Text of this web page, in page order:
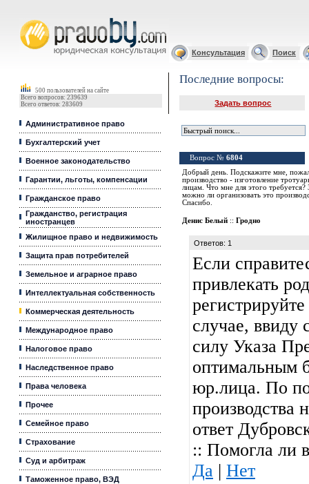
Консультация Поиск
500 пользователей на сайте
Всего вопросов: 239639
Всего ответов: 283609
Административное право
Бухгалтерский учет
Военное законодательство
Гарантии, льготы, компенсации
Гражданское право
Гражданство, регистрация
иностранцев
Жилищное право и недвижимость
Защита прав потребителей
Земельное и аграрное право
Интеллектуальная собственность
Коммерческая деятельность
Международное право
Налоговое право
Наследственное право
Права человека
Прочее
Семейное право
Страхование
Суд и арбитраж
Таможенное право, ВЭД
Последние вопросы:
Задать вопрос
Вопрос № 6804
Добрый день. Подскажите мне,
производство - изготовление
лицам. Что мне для этого
можно ли организовать это
Спасибо.
Денис Белый :: Гродно
Ответов: 1
Если
привлекать
случае, ввиду
силу Указа
оптимальным
юр.лица. По
производства
ответ
:: Помогла ли
Да | Нет